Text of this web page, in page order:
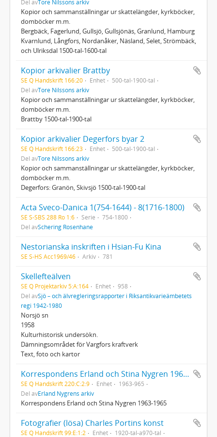
Del avTore Nilssons arkiv
Kopior och sammanställningar ur skattelängder, kyrkböcker,
domböcker m.m.
Bergbäck, Fagerlund, Gullsjö, Gullsjönäs, Granlund, Hamburg
Kvarnlund, Långfors, Nordanåker, Näsland, Selet, Strömbäck,
och Ulriksdal 1500-tal-1600-tal
Kopior arkivalier Brattby
SE Q Handskrift 166:20 Enhet
500-tal-1900-tal
Del avTore Nilssons arkiv
Kopior och sammanställningar ur skattelängder, kyrkböcker,
domböcker m.m.
Brattby 1500-tal-1900-tal
Kopior arkivalier Degerfors byar 2
SE Q Handskrift 166:23 Enhet
500-tal-1900-tal
Del avTore Nilssons arkiv
Kopior och sammanställningar ur skattelängder, kyrkböcker,
domböcker m.m.
Degerfors: Granön, Skivsjö 1500-tal-1900-tal
Acta Sveco-Danica 1(754-1644) - 8(1716-1800)
SE S-SBS 288 Ro 1:6 Serie
754-1800
Del avSchering Rosenhane
Nestorianska inskriften i Hsian-Fu Kina
SE S-HS Acc1969/46 Arkiv 781
Skellefteälven
SE Q Projektarkiv 5:A:164 Enhet
958
Del avSjö – och älvregleringsrapporter i Riksantikvarieämbetets
regi 1942-1980
Norsjö sn
1958
Kulturhistorisk undersökn.
Dämningsområdet för Vargfors kraftverk
Text, foto och kartor
Korrespondens Erland och Stina Nygren 1963-1965
SE Q Handskrift 220:C:2:9 Enhet
1963-965
Del avErland Nygrens arkiv
Korrespondens Erland och Stina Nygren 1963-1965
Fotografier (lösa) Charles Portins konst
SE Q Handskrift 99:E:1:2 Enhet
1920-tal-a970-tal